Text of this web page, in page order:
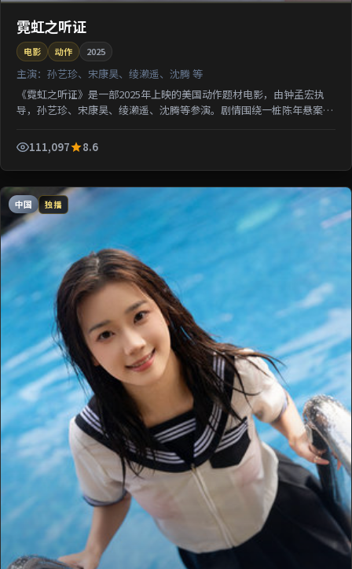
霓虹之听证
电影 动作 2025
主演： 孙艺珍、宋康昊、绫濑遥、沈腾 等
《霓虹之听证》是一部2025年上映的美国动作题材电影，由钟孟宏执
导，孙艺珍、宋康昊、绫濑遥、沈腾等参演。剧情围绕一桩陈年悬案与
111,097
8.6
中国 独播